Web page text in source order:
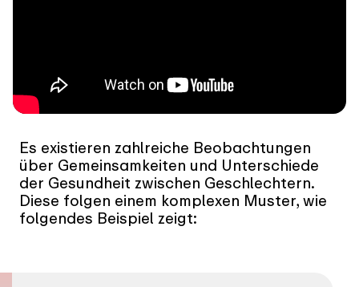
Es existieren zahlreiche Beobachtungen
über Gemeinsamkeiten und Unterschiede
der Gesundheit zwischen Geschlechtern.
Diese folgen einem komplexen Muster, wie
folgendes Beispiel zeigt: